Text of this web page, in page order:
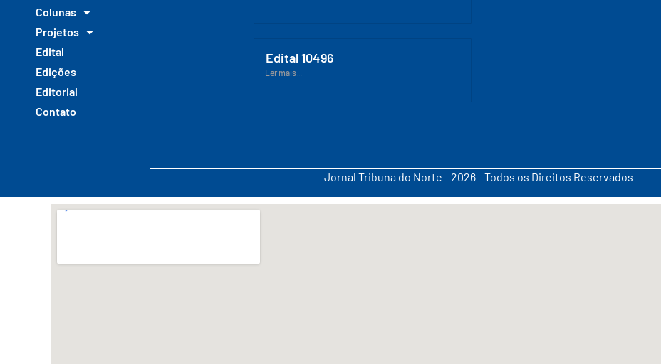
Colunas
Projetos
Edital
Edições
Editorial
Contato
Edital 10496
Ler mais...
Jornal Tribuna do Norte - 2026 - Todos os Direitos Reservados